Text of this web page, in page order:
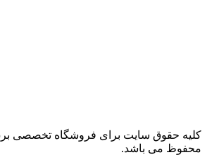
کلیه حقوق سایت برای فروشگاه تخصصی برق
محفوظ می باشد.